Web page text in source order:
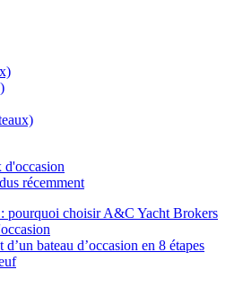
d'occasion
récemment
pourquoi choisir A&C Yacht Brokers
bateau d’occasion en 8 étapes